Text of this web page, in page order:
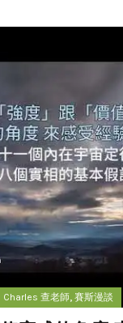
Charles 查老師, 賽斯漫談